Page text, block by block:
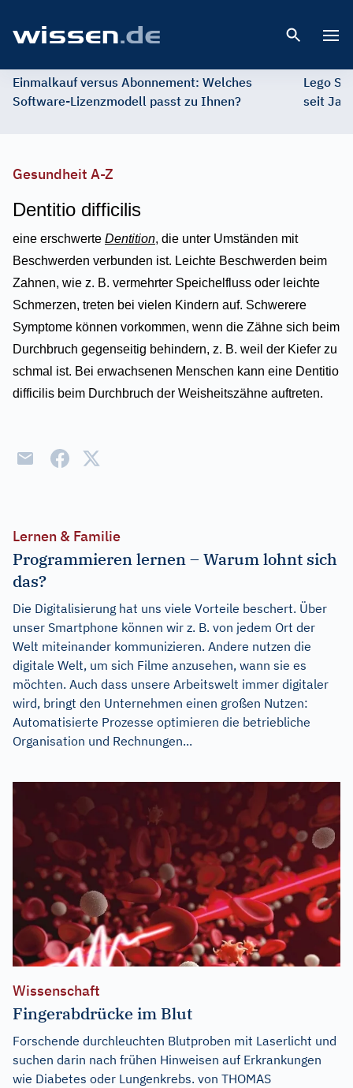
Einmalkauf versus Abonnement: Welches
Software-Lizenzmodell passt zu Ihnen?
Lego
seit
Gesundheit A-Z
Dentitio difficilis
eine erschwerte Dentition, die unter Umständen mit
Beschwerden verbunden ist. Leichte Beschwerden beim
Zahnen, wie z. B. vermehrter Speichelfluss oder leichte
Schmerzen, treten bei vielen Kindern auf. Schwerere
Symptome können vorkommen, wenn die Zähne sich beim
Durchbruch gegenseitig behindern, z. B. weil der Kiefer zu
schmal ist. Bei erwachsenen Menschen kann eine Dentitio
difficilis beim Durchbruch der Weisheitszähne auftreten.
Lernen & Familie
Programmieren lernen – Warum lohnt sich
das?
Die Digitalisierung hat uns viele Vorteile beschert. Über
unser Smartphone können wir z. B. von jedem Ort der
Welt miteinander kommunizieren. Andere nutzen die
digitale Welt, um sich Filme anzusehen, wann sie es
möchten. Auch dass unsere Arbeitswelt immer digitaler
wird, bringt den Unternehmen einen großen Nutzen:
Automatisierte Prozesse optimieren die betriebliche
Organisation und Rechnungen...
Wissenschaft
Fingerabdrücke im Blut
Forschende durchleuchten Blutproben mit Laserlicht und
suchen darin nach frühen Hinweisen auf Erkrankungen
wie Diabetes oder Lungenkrebs. von THOMAS